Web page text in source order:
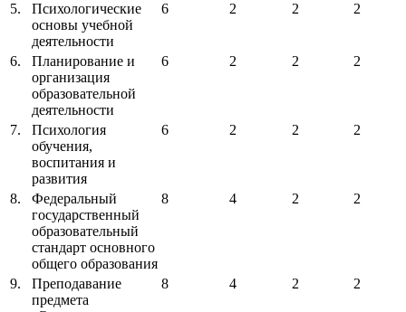
5.
Психологические
основы учебной
деятельности
6 2 2 2
6.
Планирование и
организация
образовательной
деятельности
6 2 2 2
7.
Психология
обучения,
воспитания и
развития
6 2 2 2
8.
Федеральный
государственный
образовательный
стандарт основного
общего образования
8 4 2 2
9.
Преподавание
предмета
8 4 2 2